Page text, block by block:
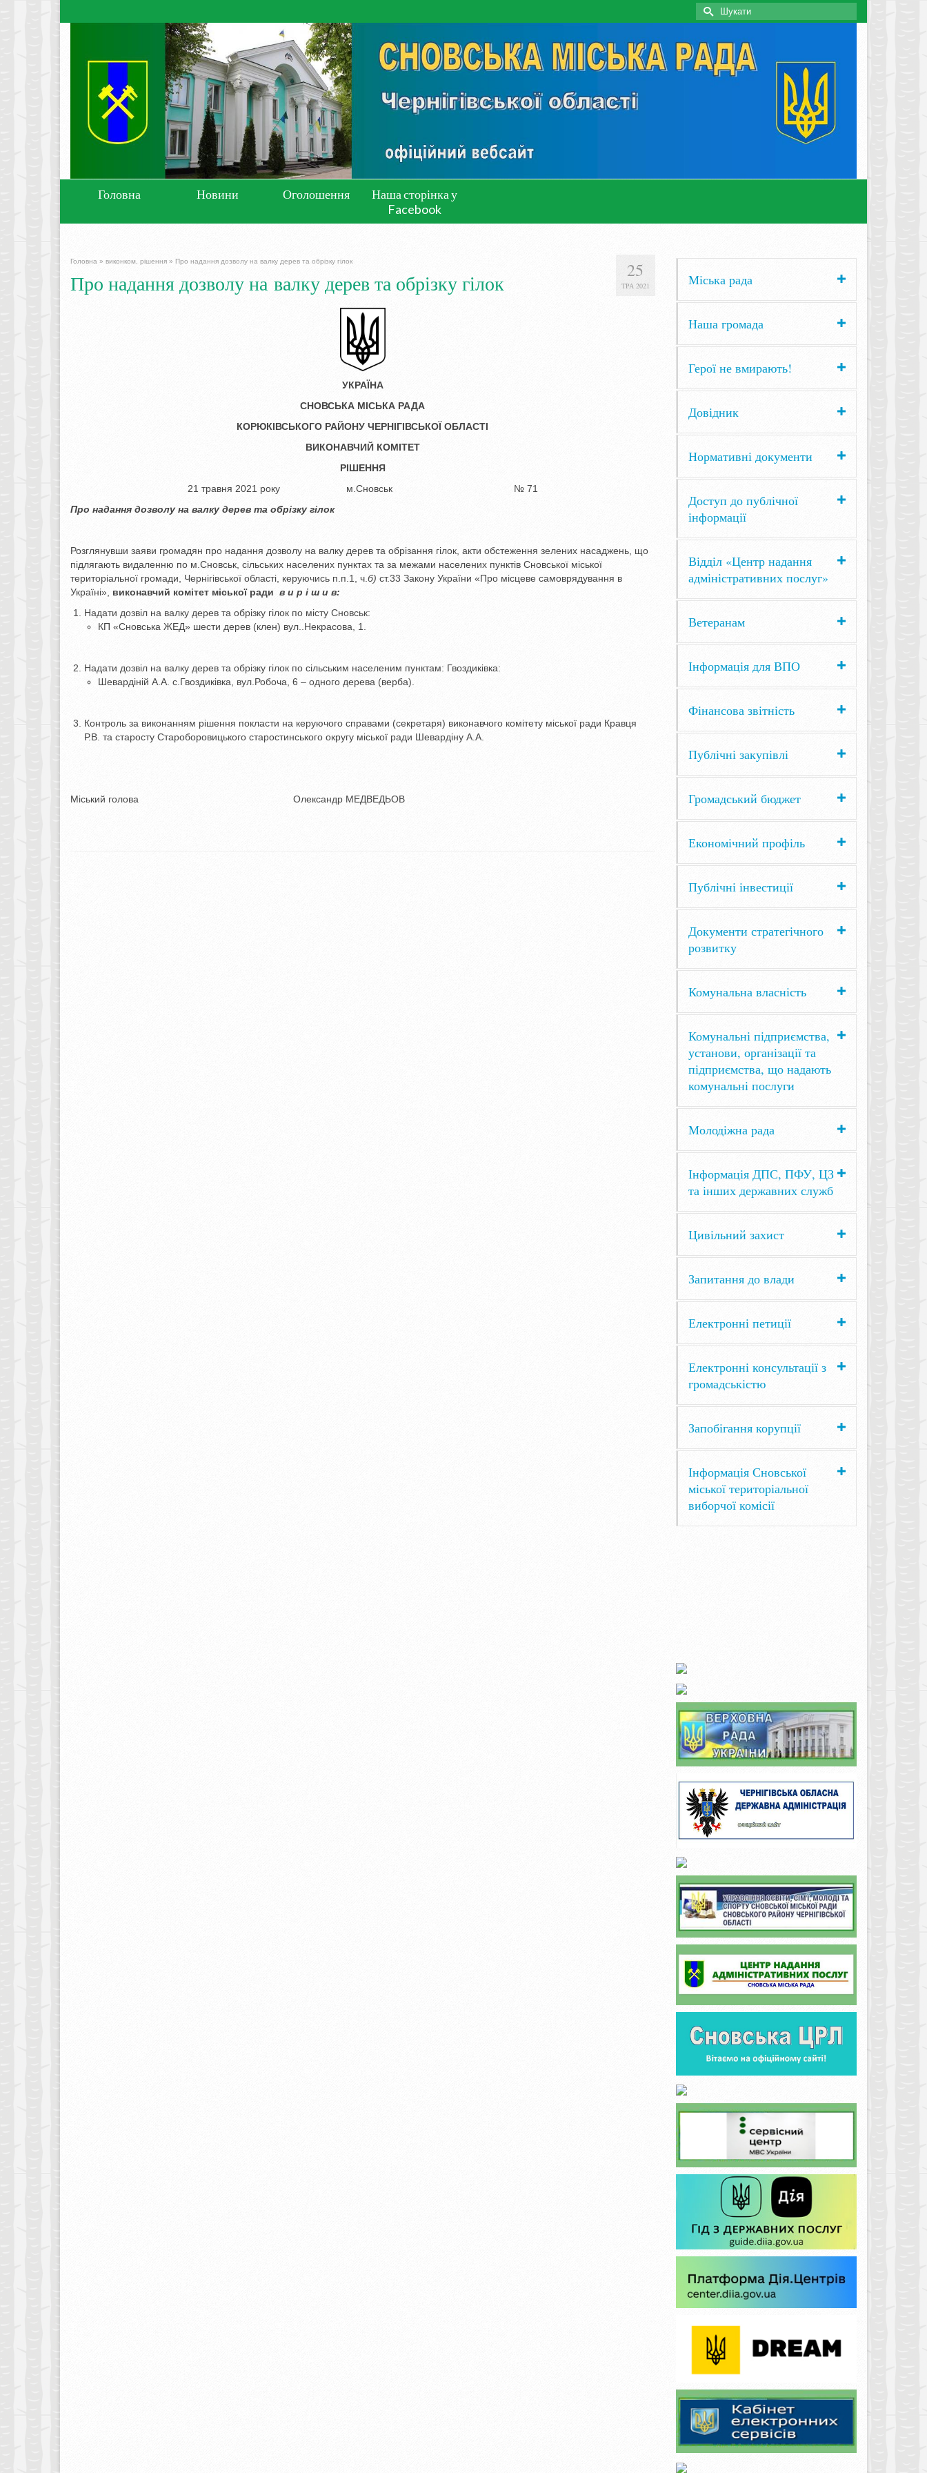
Search
for:
Головна Новини Оголошення
Наша сторінка у
Facebook
25
ТРА 2021
Головна » виконком, рішення » Про надання дозволу на валку дерев та обрізку гілок
Про надання дозволу на валку дерев та обрізку гілок
УКРАЇНА
СНОВСЬКА МІСЬКА РАДА
КОРЮКІВСЬКОГО РАЙОНУ ЧЕРНІГІВСЬКОЇ ОБЛАСТІ
ВИКОНАВЧИЙ КОМІТЕТ
РІШЕННЯ
21 травня 2021 року м.Сновськ № 71
Про надання дозволу на валку дерев та обрізку гілок
Розглянувши заяви громадян про надання дозволу на валку дерев та обрізання гілок, акти обстеження зелених насаджень, що
підлягають видаленню по м.Сновськ, сільських населених пунктах та за межами населених пунктів Сновської міської
територіальної громади, Чернігівської області, керуючись п.п.1, ч.б) ст.33 Закону України «Про місцеве самоврядування в
Україні», виконавчий комітет міської ради в и р і ш и в:
Надати дозвіл на валку дерев та обрізку гілок по місту Сновськ:
КП «Сновська ЖЕД» шести дерев (клен) вул..Некрасова, 1.
Надати дозвіл на валку дерев та обрізку гілок по сільським населеним пунктам: Гвоздиківка:
Шевардіній А.А. с.Гвоздиківка, вул.Робоча, 6 – одного дерева (верба).
Контроль за виконанням рішення покласти на керуючого справами (секретаря) виконавчого комітету міської ради Кравця
Р.В. та старосту Староборовицького старостинського округу міської ради Шевардіну А.А.
Міський голова Олександр МЕДВЕДЬОВ
Міська рада
Наша громада
Герої не вмирають!
Довідник
Нормативні документи
Доступ до публічної
інформації
Відділ «Центр надання
адміністративних послуг»
Ветеранам
Інформація для ВПО
Фінансова звітність
Публічні закупівлі
Громадський бюджет
Економічний профіль
Публічні інвестиції
Документи стратегічного
розвитку
Комунальна власність
Комунальні підприємства,
установи, організації та
підприємства, що надають
комунальні послуги
Молодіжна рада
Інформація ДПС, ПФУ, ЦЗ
та інших державних служб
Цивільний захист
Запитання до влади
Електронні петиції
Електронні консультації з
громадськістю
Запобігання корупції
Інформація Сновської
міської територіальної
виборчої комісії